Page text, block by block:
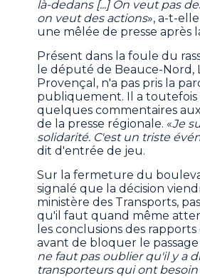
là-dedans [...] On veut pas
on veut des actions», a-t-
une mêlée de presse après
Présent dans la foule du
le député de Beauce-Nord,
Provençal, n'a pas pris la
publiquement. Il a toutefois
quelques commentaires
de la presse régionale. «Je
solidarité. C'est un triste
dit d'entrée de jeu.
Sur la fermeture du
signalé que la décision
ministère des Transports,
qu'il faut quand même
les conclusions des
avant de bloquer le passage
ne faut pas oublier qu'il y a
transporteurs qui ont besoin